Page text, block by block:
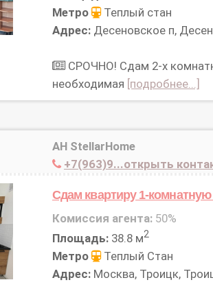
Метро
Теплый стан
Адрес:Десеновское п,
СРОЧНО! Сдам 2-х
необходимая [подробнее...]
АН StellarHome
+7(963)9...открыть
Сдам квартиру 1-комнатную
Комиссия агента:50%
Площадь:38.8 м2
Метро
Теплый Стан
Адрес:Москва, Троицк,